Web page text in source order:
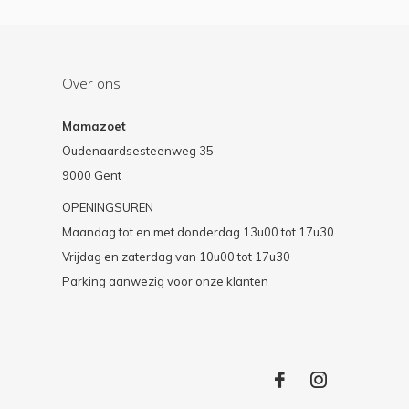
Over ons
Mamazoet
Oudenaardsesteenweg 35
9000 Gent
OPENINGSUREN
Maandag tot en met donderdag 13u00 tot 17u30
Vrijdag en zaterdag van 10u00 tot 17u30
Parking aanwezig voor onze klanten